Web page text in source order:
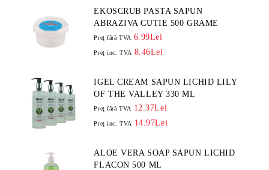
EKOSCRUB PASTA SAPUN
ABRAZIVA CUTIE 500 GRAME
Preţ fără TVA 6.99Lei
Preţ inc. TVA 8.46Lei
IGEL CREAM SAPUN LICHID LILY
OF THE VALLEY 330 ML
Preţ fără TVA 12.37Lei
Preţ inc. TVA 14.97Lei
ALOE VERA SOAP SAPUN LICHID
FLACON 500 ML